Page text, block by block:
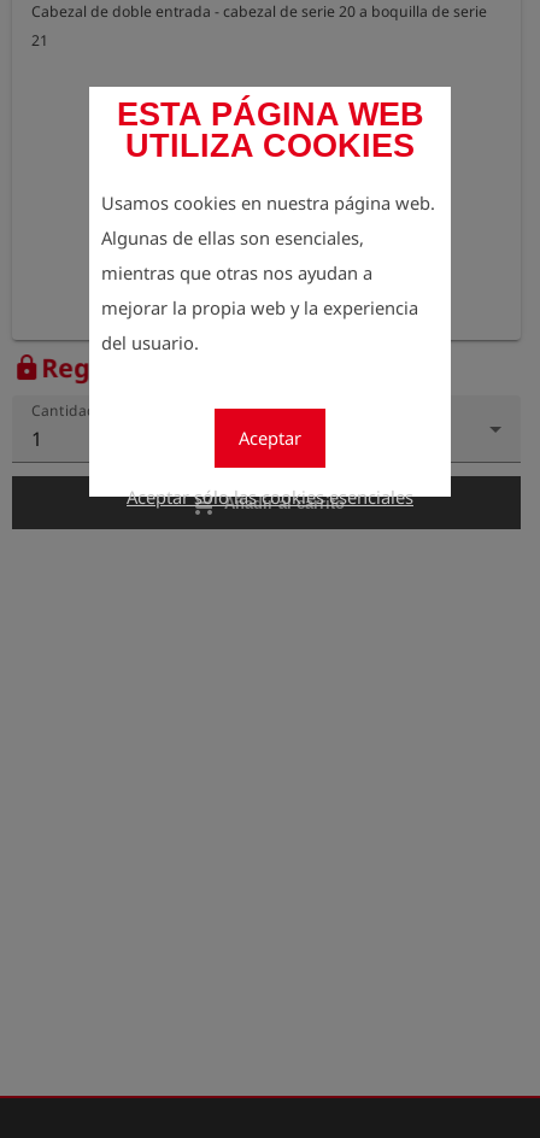
ESTA PÁGINA WEB
UTILIZA COOKIES
Usamos cookies en nuestra página web.
Algunas de ellas son esenciales,
mientras que otras nos ayudan a
mejorar la propia web y la experiencia
del usuario.
Aceptar
Aceptar sólo las cookies esenciales
Cabezal de doble entrada - cabezal de serie 20 a boquilla de serie
21
lockRegístrese para ver el precio
Cantidad
1
add_shopping_cart Añadir al carrito